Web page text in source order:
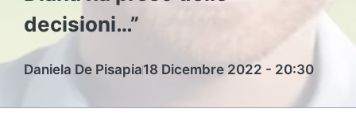
decisioni…”
Daniela De Pisapia18 Dicembre 2022 - 20:30